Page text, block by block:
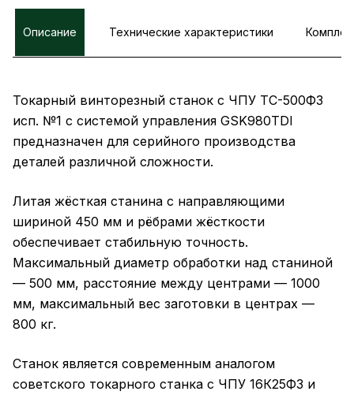
Описание Технические характеристики
Токарный винторезный станок с ЧПУ ТС-500Ф3
исп. №1 с системой управления GSK980TDI
предназначен для серийного производства
деталей различной сложности.
Литая жёсткая станина с направляющими
шириной 450 мм и рёбрами жёсткости
обеспечивает стабильную точность.
Максимальный диаметр обработки над станиной
— 500 мм, расстояние между центрами — 1000
мм, максимальный вес заготовки в центрах —
800 кг.
Станок является современным аналогом
советского токарного станка с ЧПУ 16К25Ф3 и